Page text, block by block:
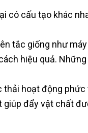
có cấu tạo khác
tắc giống như
hiệu quả.
hoạt động
đẩy vật chất